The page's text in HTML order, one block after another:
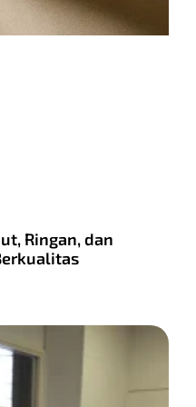
Ringan, dan